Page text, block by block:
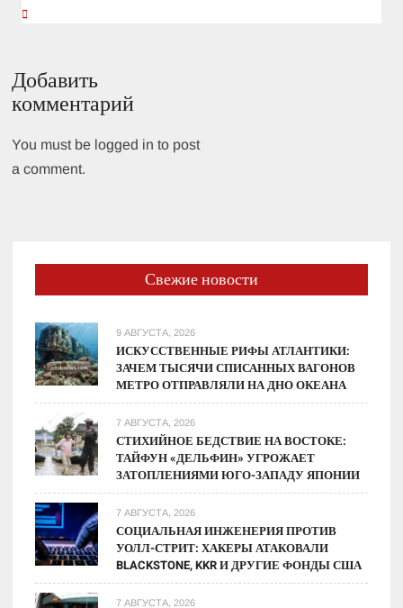
Добавить
комментарий
You must be logged in to post
a comment.
Свежие новости
9 АВГУСТА, 2026
ИСКУССТВЕННЫЕ РИФЫ АТЛАНТИКИ:
ЗАЧЕМ ТЫСЯЧИ СПИСАННЫХ ВАГОНОВ
МЕТРО ОТПРАВЛЯЛИ НА ДНО ОКЕАНА
7 АВГУСТА, 2026
СТИХИЙНОЕ БЕДСТВИЕ НА ВОСТОКЕ:
ТАЙФУН «ДЕЛЬФИН» УГРОЖАЕТ
ЗАТОПЛЕНИЯМИ ЮГО-ЗАПАДУ ЯПОНИИ
7 АВГУСТА, 2026
СОЦИАЛЬНАЯ ИНЖЕНЕРИЯ ПРОТИВ
УОЛЛ-СТРИТ: ХАКЕРЫ АТАКОВАЛИ
BLACKSTONE, KKR И ДРУГИЕ ФОНДЫ США
7 АВГУСТА, 2026